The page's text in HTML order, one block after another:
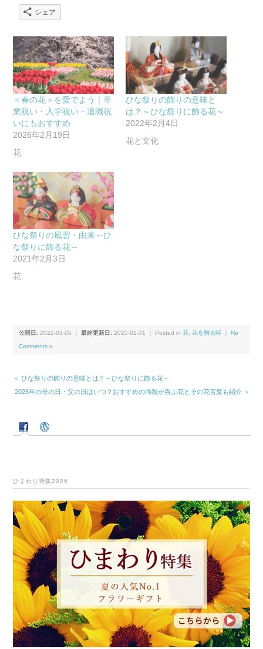
シェア
＜春の花＞を愛でよう｜卒
業祝い・入学祝い・退職祝
いにもおすすめ
2026年2月19日
花
ひな祭りの飾りの意味と
は？～ひな祭りに飾る花～
2022年2月4日
花と文化
ひな祭りの風習・由来～ひ
な祭りに飾る花～
2021年2月3日
花
公開日:2022-03-05 ｜最終更新日:2025-01-31 ｜ Posted in花 ,花を贈る時 ｜No
Comments »
＜ ひな祭りの飾りの意味とは？～ひな祭りに飾る花～
2025年の母の日・父の日はいつ？おすすめの両親が喜ぶ花とその花言葉も紹介 ＞
ひまわり特集2026